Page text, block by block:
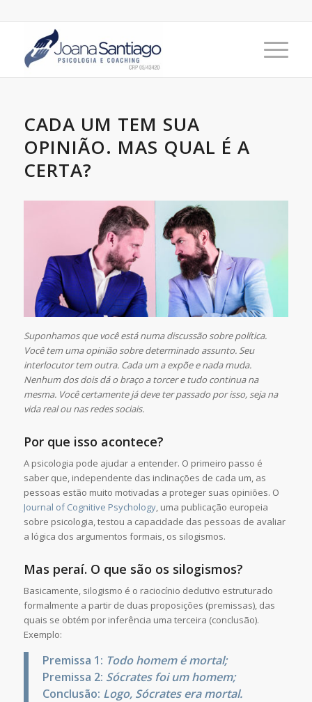
CADA UM TEM SUA
OPINIÃO. MAS QUAL É A
CERTA?
Suponhamos que você está numa discussão sobre política.
Você tem uma opinião sobre determinado assunto. Seu
interlocutor tem outra. Cada um a expõe e nada muda.
Nenhum dos dois dá o braço a torcer e tudo continua na
mesma. Você certamente já deve ter passado por isso, seja na
vida real ou nas redes sociais.
Por que isso acontece?
A psicologia pode ajudar a entender. O primeiro passo é
saber que, independente das inclinações de cada um, as
pessoas estão muito motivadas a proteger suas opiniões. O
Journal of Cognitive Psychology, uma publicação europeia
sobre psicologia, testou a capacidade das pessoas de avaliar
a lógica dos argumentos formais, os silogismos.
Mas peraí. O que são os silogismos?
Basicamente, silogismo é o raciocínio dedutivo estruturado
formalmente a partir de duas proposições (premissas), das
quais se obtém por inferência uma terceira (conclusão).
Exemplo:
Premissa 1: Todo homem é mortal;
Premissa 2: Sócrates foi um homem;
Conclusão: Logo, Sócrates era mortal.